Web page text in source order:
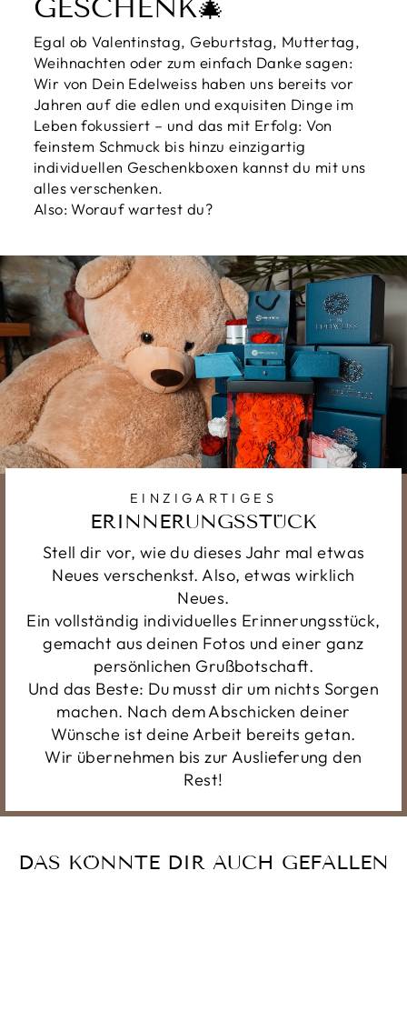
ESCHENK🎄
Egal ob Valentinstag, Geburtstag, Muttertag,
Weihnachten oder zum einfach Danke sagen:
Wir von Dein Edelweiss haben uns bereits vor
Jahren auf die edlen und exquisiten Dinge im
Leben fokussiert – und das mit Erfolg: Von
feinstem Schmuck bis hinzu einzigartig
individuellen Geschenkboxen kannst du mit uns
alles verschenken.
Also: Worauf wartest du?
EINZIGARTIGES
ERINNERUNGSSTÜCK
Stell dir vor, wie du dieses Jahr mal etwas
Neues verschenkst. Also, etwas wirklich
Neues.
Ein vollständig individuelles Erinnerungsstück,
gemacht aus deinen Fotos und einer ganz
persönlichen Grußbotschaft.
Und das Beste: Du musst dir um nichts Sorgen
machen. Nach dem Abschicken deiner
Wünsche ist deine Arbeit bereits getan.
Wir übernehmen bis zur Auslieferung den
Rest!
DAS KÖNNTE DIR AUCH GEFALLEN